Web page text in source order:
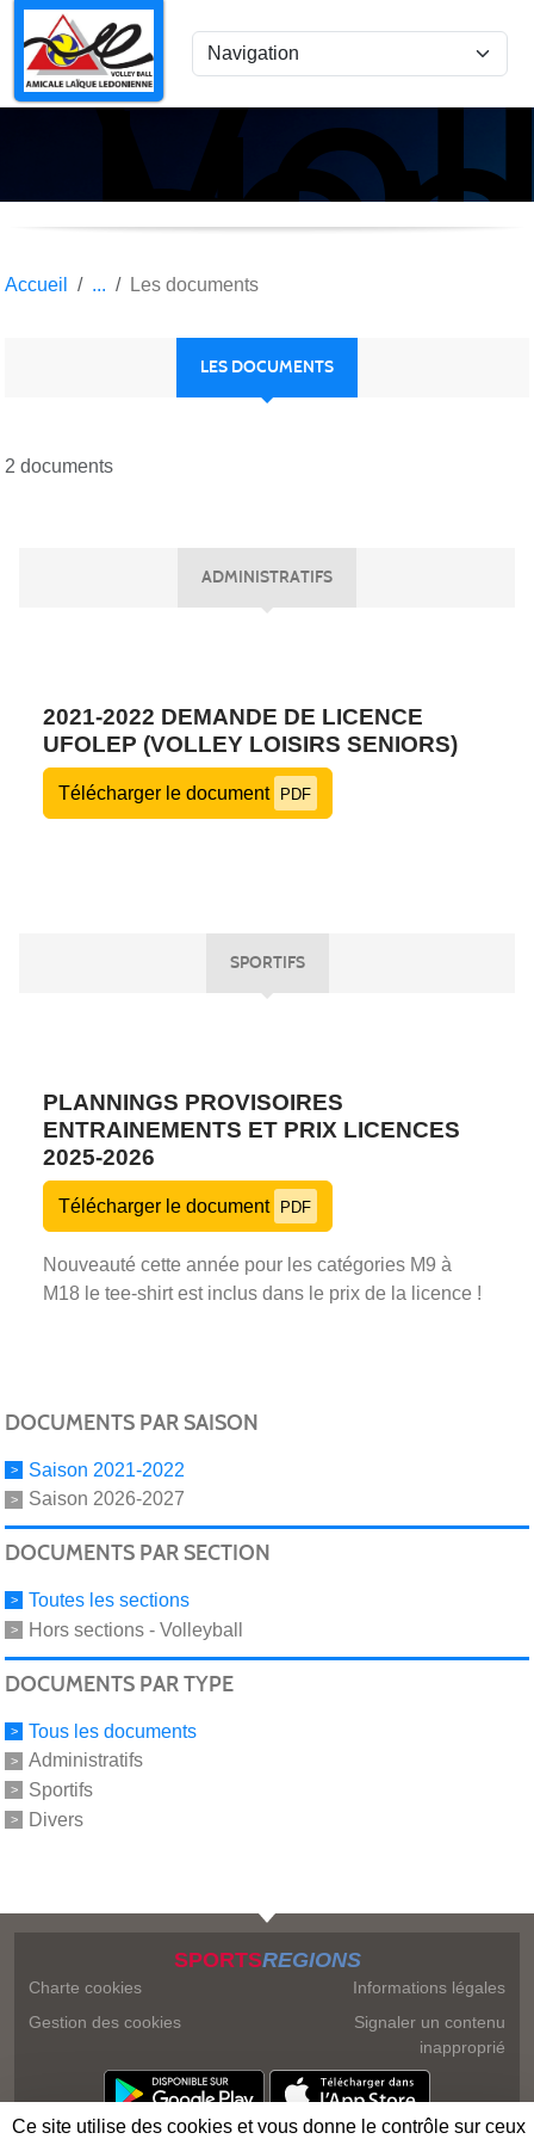
le
Accueil Les documents
LES DOCUMENTS
2 documents
ADMINISTRATIFS
2021-2022 DEMANDE DE LICENCE
UFOLEP (VOLLEY LOISIRS SENIORS)
Télécharger le document PDF
SPORTIFS
PLANNINGS PROVISOIRES
ENTRAINEMENTS ET PRIX LICENCES
2025-2026
Télécharger le document PDF
Nouveauté cette année pour les catégories M9 à
M18 le tee-shirt est inclus dans le prix de la licence !
DOCUMENTS PAR SAISON
Saison 2021-2022
Saison 2026-2027
DOCUMENTS PAR SECTION
Toutes les sections
Hors sections - Volleyball
DOCUMENTS PAR TYPE
Tous les documents
Administratifs
Sportifs
Divers
SPORTSREGIONS
Charte cookies
Gestion des cookies
Informations légales
Signaler un contenu
inapproprié
Panneau de gestion des cookies
Ce site utilise des cookies et vous donne le contrôle sur ceux